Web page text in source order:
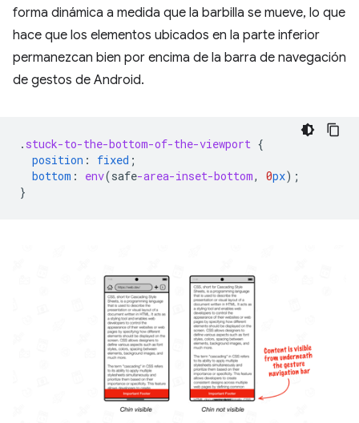
forma dinámica a medida que la barbilla se mueve, lo que
hace que los elementos ubicados en la parte inferior
permanezcan bien por encima de la barra de navegación
de gestos de Android.
. stuck-to-the-bottom-of-the-viewport {
position : fixed ;
bottom : env(safe-area-inset-bottom, 0px);
}